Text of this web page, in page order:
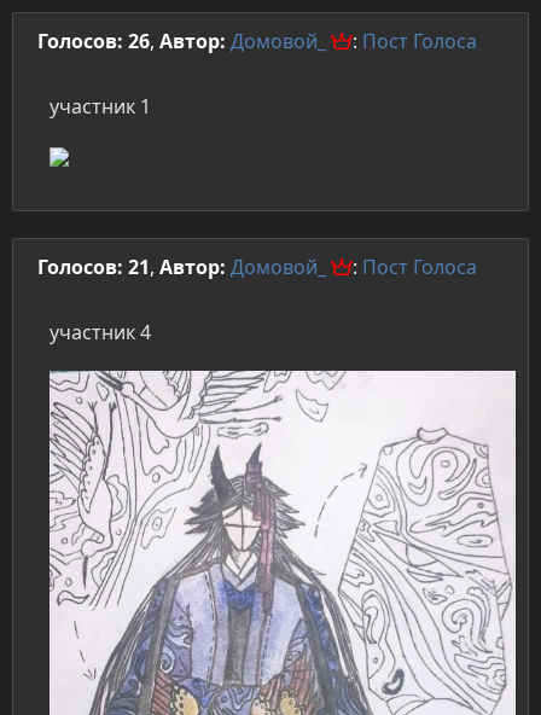
Голосов: 26, Автор: Домовой_ : Пост Голоса
участник 1
Голосов: 21, Автор: Домовой_ : Пост Голоса
участник 4